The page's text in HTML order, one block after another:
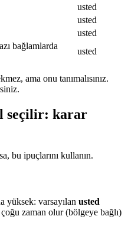
usted
usted
usted
bağlamlarda
usted
ama onu tanımalısınız.
seçilir: karar
bu ipuçlarını kullanın.
yüksek: varsayılan usted
çoğu zaman olur (bölgeye bağlı)